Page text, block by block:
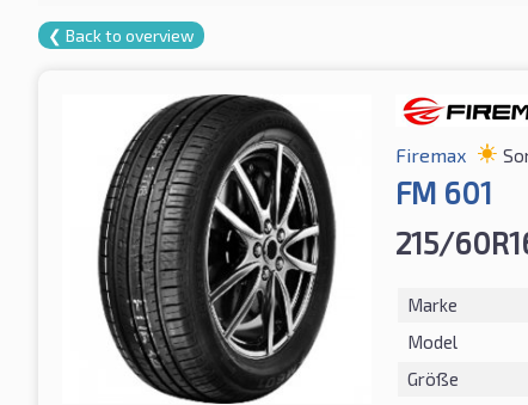
❮ Back to overview
Firemax
FM 601
215/
Marke
Model
Größe